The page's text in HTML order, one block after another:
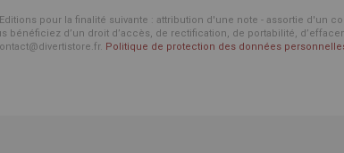
pour la finalité suivante : attribution d'une note - assortie d'un
d’un droit d’accès, de rectification, de portabilité,
Politique de protection des données